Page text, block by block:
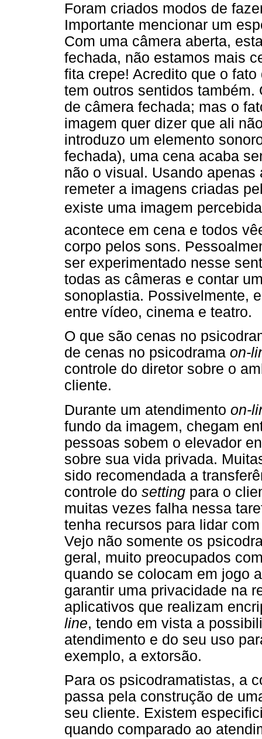
Foram criados modos de
Importante mencionar um
Com uma câmera aberta,
fechada, não estamos mais
fita crepe! Acredito que o
tem outros sentidos também.
de câmera fechada; mas o
imagem quer dizer que ali
introduzo um elemento
fechada), uma cena acaba
não o visual. Usando
remeter a imagens criadas
existe uma imagem
acontece em cena e todos
corpo pelos sons.
ser experimentado nesse
todas as câmeras e contar
sonoplastia. Possivelmente,
entre vídeo, cinema e teatro.
O que são cenas no
de cenas no psicodrama on-
controle do diretor sobre o
cliente.
Durante um atendimento on-
fundo da imagem, chegam
pessoas sobem o elevador
sobre sua vida privada.
sido recomendada a
controle do setting para o
muitas vezes falha nessa
tenha recursos para lidar
Vejo não somente os
geral, muito preocupados
quando se colocam em jogo
garantir uma privacidade na
aplicativos que realizam
line, tendo em vista a
atendimento e do seu uso
exemplo, a extorsão.
Para os psicodramatistas, a
passa pela construção de
seu cliente. Existem
quando comparado ao